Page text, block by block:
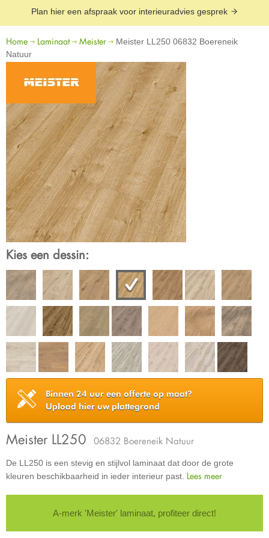
Plan hier een afspraak voor interieuradvies gesprek
Home Laminaat Meister
Meister LL250 06832 Boereneik
Natuur
Kies een dessin:
Binnen 24 uur een offerte op maat?
Upload hier uw plattegrond
Meister LL250 06832 Boereneik Natuur
De LL250 is een stevig en stijlvol laminaat dat door de grote
kleuren beschikbaarheid in ieder interieur past. Lees meer
A-merk 'Meister' laminaat, profiteer direct!